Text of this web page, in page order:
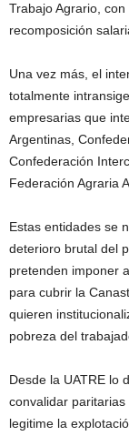
Trabajo Agrario,
recomposición
Una vez más, el
totalmente
empresarias que
Argentinas,
Confederación
Federación Agraria
Estas entidades se
deterioro brutal del
pretenden imponer
para cubrir la
quieren
pobreza del
Desde la UATRE lo
convalidar
legitime la